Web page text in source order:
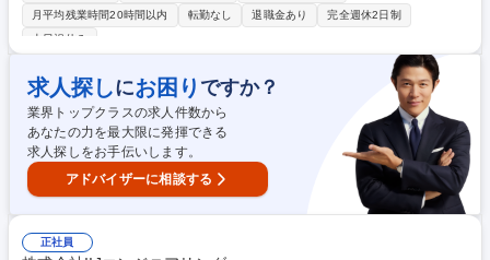
間/有休取得日数13.7日という整った環境で働けます。 【業務詳細】 ・IT
インフラ(ネットワーク/クラウド/エンドポイント)の設計/構築/運用 ・情報
式の検討・提案 ・外部ベンダーの技術評価・品質管理およびガバナンス維
持 募集職種 [東京]社内SE(インフラ系)直近3年間正社員化100%/部署の平
均残業時間13.3時間
月平均残業時間20時間以内
転勤なし 退職金あり
完全週休2日制
土日祝休み
求人探しにお困り ですか？
業界トップクラスの求人件数から
あなたの力を最大限に発揮できる
求人探しをお手伝いします。
アドバイザーに相談する
正社員